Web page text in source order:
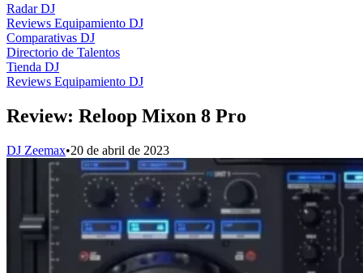
Radar DJ
Reviews Equipamiento DJ
Comparativas DJ
Directorio de Talentos
Tienda DJ
Reviews Equipamiento DJ
Review: Reloop Mixon 8 Pro
DJ Zeemax•20 de abril de 2023